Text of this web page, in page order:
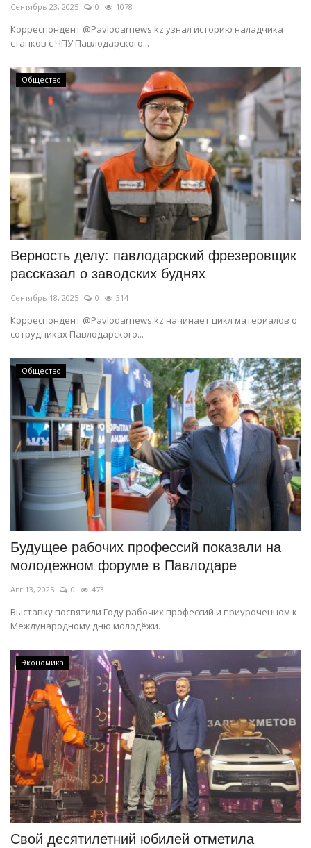
Сентябрь 23, 2025 0 1078
Корреспондент @Pavlodarnews.kz узнал историю наладчика
станков с ЧПУ Павлодарского...
Общество
Верность делу: павлодарский фрезеровщик
рассказал о заводских буднях
Сентябрь 18, 2025 0 314
Корреспондент @Pavlodarnews.kz начинает цикл материалов о
сотрудниках Павлодарского...
Общество
Будущее рабочих профессий показали на
молодежном форуме в Павлодаре
Авг 13, 2025 0 473
Выставку посвятили Году рабочих профессий и приуроченном к
Международному дню молодёжи.
Экономика
Свой десятилетний юбилей отметила